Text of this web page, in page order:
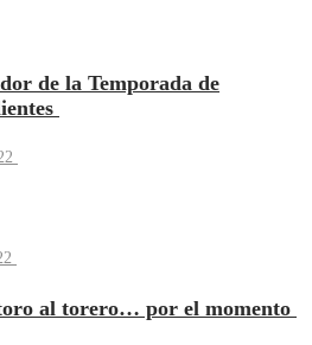
de la Temporada de
al torero… por el momento